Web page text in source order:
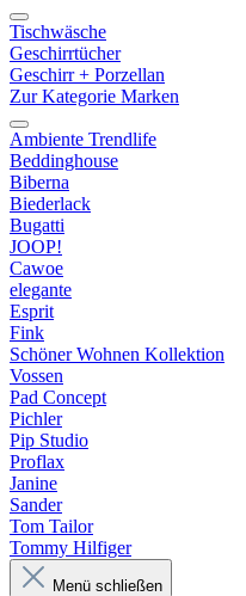
Tischwäsche
Geschirrtücher
Geschirr + Porzellan
Zur Kategorie Marken
Ambiente Trendlife
Beddinghouse
Biberna
Biederlack
Bugatti
JOOP!
Cawoe
elegante
Esprit
Fink
Schöner Wohnen Kollektion
Vossen
Pad Concept
Pichler
Pip Studio
Proflax
Janine
Sander
Tom Tailor
Tommy Hilfiger
Menü schließen